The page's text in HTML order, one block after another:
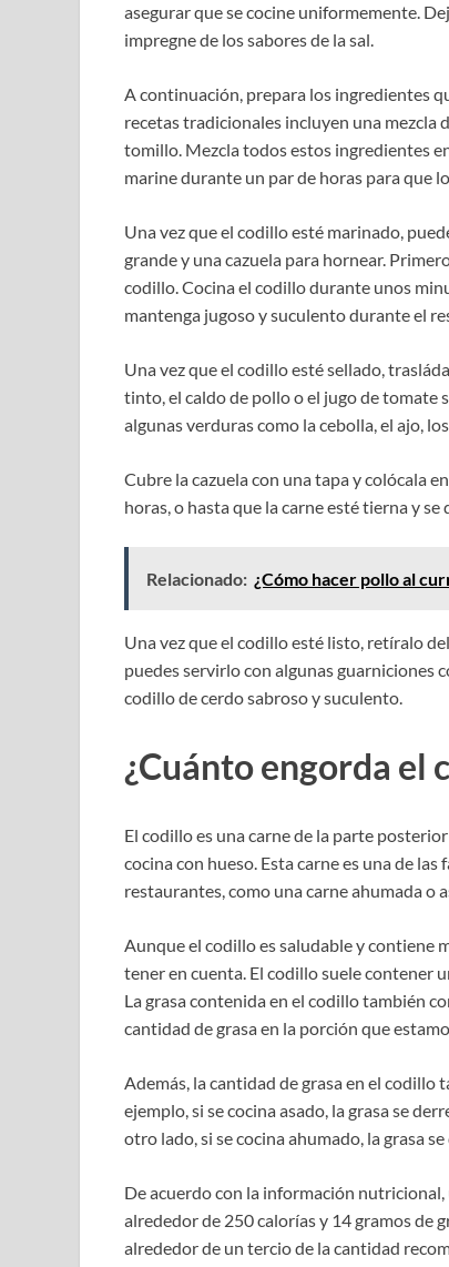
asegurar que se cocine uniformemente.
impregne de los sabores de la sal.
A continuación, prepara los ingredientes
recetas tradicionales incluyen una mezcla
tomillo. Mezcla todos estos ingredientes
marine durante un par de horas para que
Una vez que el codillo esté marinado,
grande y una cazuela para hornear.
codillo. Cocina el codillo durante unos
mantenga jugoso y suculento durante el
Una vez que el codillo esté sellado,
tinto, el caldo de pollo o el jugo de tomate
algunas verduras como la cebolla, el ajo,
Cubre la cazuela con una tapa y colócala
horas, o hasta que la carne esté tierna y
Relacionado: ¿Cómo hacer pollo al
Una vez que el codillo esté listo, retíralo
puedes servirlo con algunas guarniciones
codillo de cerdo sabroso y suculento.
¿Cuánto engorda el
El codillo es una carne de la parte
cocina con hueso. Esta carne es una de
restaurantes, como una carne ahumada o
Aunque el codillo es saludable y contiene
tener en cuenta. El codillo suele contener
La grasa contenida en el codillo también
cantidad de grasa en la porción que
Además, la cantidad de grasa en el
ejemplo, si se cocina asado, la grasa se
otro lado, si se cocina ahumado, la grasa
De acuerdo con la información
alrededor de 250 calorías y 14 gramos de
alrededor de un tercio de la cantidad